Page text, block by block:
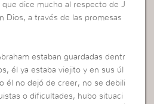
dice mucho al respecto de J
Dios, a través de las promesas
estaban guardadas dentr
él ya estaba viejito y en sus úl
él no dejó de creer, no se debili
o dificultades, hubo situaci